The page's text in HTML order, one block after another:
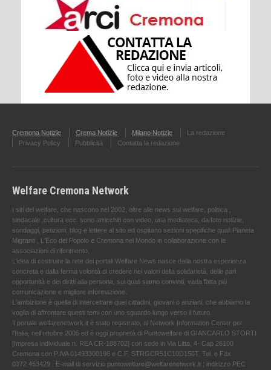
Cremona Notizie Crema Notizie Milano Notizie
La redazione
Privacy Policy
Pubblicità Contatta la redazione
Welfare Cremona Network
I siti del welfare, che nascono nel 2002, oltre alle news sul welfare, politica ,
sindacale ,cultura ecc. sono arricchiti con video, una mediateca, da foto notizie,
sondaggi, petizioni, blog e lettere al sito ed ospitano sezioni specifiche quali Pianeta
Migranti , L'Eco del Popolo e Cremona nel Mondo in collaborazione con le
associazioni di riferimento.
L'idea di costruire la rete dei portali Welfare News nasce dalla nostra esperienza
concreta e dalla ferma volontà di credere nei valori della solidarietà, delle pari
opportunità e dei diritti alla persona, sui quali siamo convinti, vada fatta più
comunicazione e migliore informazione.
L'ambizione è quella di intercettare quei cittadini, giovani o anziani, che abbiamo la
voglia di affrontare questi temi con uno sguardo lungo verso il futuro.
Il portale welfarenetwork.it è stato registrato, al Network Information Center per
l'Italia, nell’ottobre 2005 ed è oggi proprietà di Puntowelfare di GIANCARLO STORTI
[Impresa individuale n. REA CR-188702] con sede in Via Litta, 4- Cap 26100
Cremona con P.IVA 01493300196 e C.F. STRGCR51C10D150T. Tel. e Fax
0372.453429 . E-mail di servizio puntowelfare@welfarenetwork.it ; indirizzo PEC